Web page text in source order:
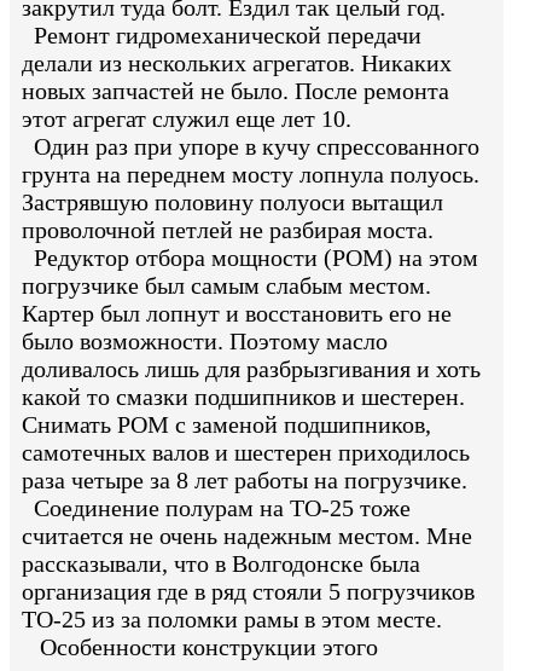
закрутил туда болт. Ездил так целый год.
Ремонт гидромеханической передачи
делали из нескольких агрегатов. Никаких
новых запчастей не было. После ремонта
этот агрегат служил еще лет 10.
Один раз при упоре в кучу спрессованного
грунта на переднем мосту лопнула полуось.
Застрявшую половину полуоси вытащил
проволочной петлей не разбирая моста.
Редуктор отбора мощности (РОМ) на этом
погрузчике был самым слабым местом.
Картер был лопнут и восстановить его не
было возможности. Поэтому масло
доливалось лишь для разбрызгивания и хоть
какой то смазки подшипников и шестерен.
Снимать РОМ с заменой подшипников,
самотечных валов и шестерен приходилось
раза четыре за 8 лет работы на погрузчике.
Соединение полурам на ТО-25 тоже
считается не очень надежным местом. Мне
рассказывали, что в Волгодонске была
организация где в ряд стояли 5 погрузчиков
ТО-25 из за поломки рамы в этом месте.
Особенности конструкции этого